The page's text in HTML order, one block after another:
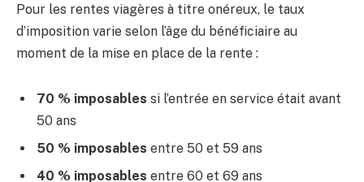
Pour les rentes viagères à titre onéreux, le taux
d’imposition varie selon l’âge du bénéficiaire au
moment de la mise en place de la rente :
70 % imposables si l’entrée en service était avant
50 ans
50 % imposables entre 50 et 59 ans
40 % imposables entre 60 et 69 ans